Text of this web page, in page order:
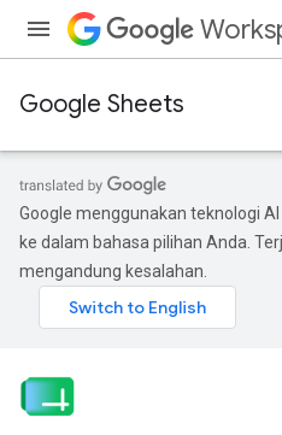
Google Sheets
Google menggunakan teknologi
ke dalam bahasa pilihan Anda.
mengandung kesalahan.